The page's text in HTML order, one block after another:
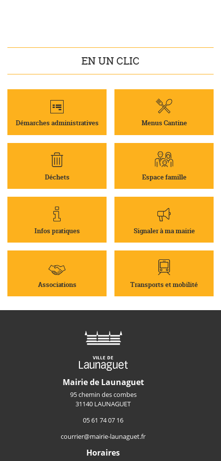
EN UN CLIC
Démarches administratives Menus Cantine
Déchets Espace famille
Infos pratiques Signaler à ma mairie
Associations Transports et mobilité
Mairie de Launaguet
95 chemin des combes
31140 LAUNAGUET
05 61 74 07 16
courrier@mairie-launaguet.fr
Horaires